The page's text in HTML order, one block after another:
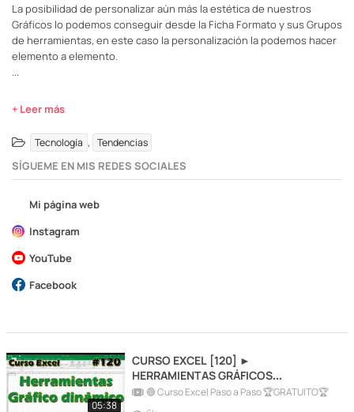
La posibilidad de personalizar aún más la estética de nuestros
Gráficos lo podemos conseguir desde la Ficha Formato y sus Grupos
de herramientas, en este caso la personalización la podemos hacer
elemento a elemento.
...
+ Leer más
Tecnología , Tendencias
SÍGUEME EN MIS REDES SOCIALES
Mi página web
Instagram
YouTube
Facebook
05:38
CURSO EXCEL [120] ►
HERRAMIENTAS GRÁFICOS
DINÁMICOS
🟢 Curso Excel Paso a Paso 🏆GRATUITO🏆